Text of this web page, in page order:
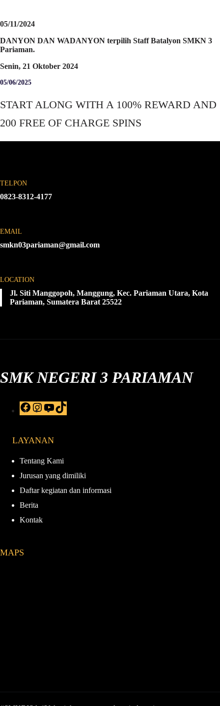
05/11/2024
DANYON DAN WADANYON terpilih Staff Batalyon SMKN 3
Pariaman.
Senin, 21 Oktober 2024
05/06/2025
START ALONG WITH A 100% REWARD AND
200 FREE OF CHARGE SPINS
TELPON
0823-8312-4177
EMAIL
smkn03pariaman@gmail.com
LOCATION
Jl. Siti Manggopoh, Manggung, Kec. Pariaman Utara, Kota
Pariaman, Sumatera Barat 25522
SMK NEGERI 3 PARIAMAN
F
a
b
o
I
n
a
r
a
m
Y
o
e
i
LAYANAN
Tentang Kami
Jurusan yang dimiliki
Daftar kegiatan dan informasi
Berita
Kontak
MAPS